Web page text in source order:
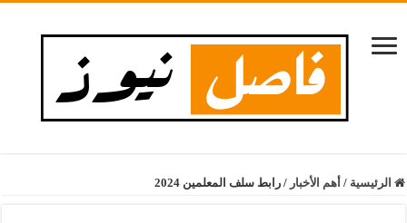
الرئيسية / أهم الأخبار / رابط سلف المعلمين 2024